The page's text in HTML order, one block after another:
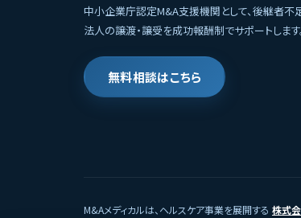
中小企業庁認定M&A支援機関として、後継者不
法人の譲渡・譲受を成功報酬制でサポートします
無料相談はこちら
M&Aメディカルは、ヘルスケア事業を展開する 株式